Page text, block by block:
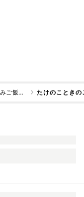
炊き込みご飯・混ぜご飯 たけのことき